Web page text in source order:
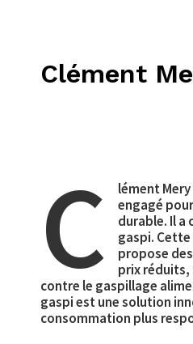
Clément
C
lément
engagé
durable. Il a
gaspi.
propose
prix
contre le gaspillage
gaspi est une solution
consommation plus